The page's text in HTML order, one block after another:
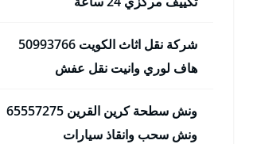
شركة نقل اثاث الكويت 50993766
هاف لوري وانيت نقل عفش
ونش سطحة كرين القرين 65557275
ونش سحب وانقاذ سيارات